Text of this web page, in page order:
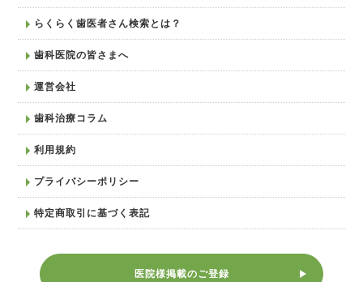
らくらく歯医者さん検索とは？
歯科医院の皆さまへ
運営会社
歯科治療コラム
利用規約
プライバシーポリシー
特定商取引に基づく表記
医院様掲載のご登録